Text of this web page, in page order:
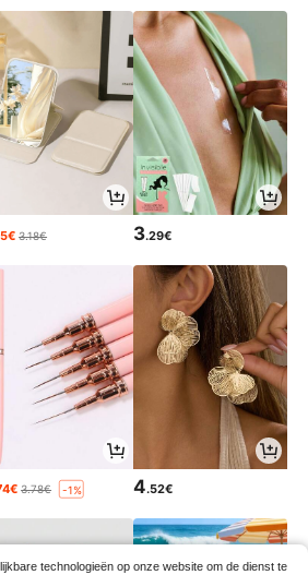
3.18€ 3.29€
3.78€ -1% 4.52€
technologieën op onze website om de dienst te